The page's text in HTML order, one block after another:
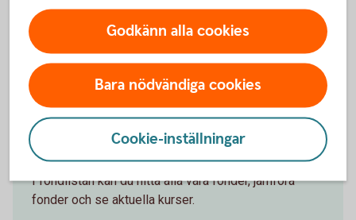
Hållbara
Alla våra fonder
I fondlistan kan du hitta alla våra fonder, jämföra
fonder och se aktuella kurser.
Godkänn alla cookies
Bara nödvändiga cookies
Cookie-inställningar